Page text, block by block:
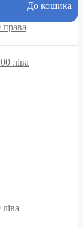
До кошика